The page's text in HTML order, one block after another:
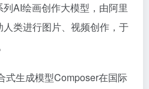
AI绘画创作大模型，由阿里
类进行图片、视频创作，于
式生成模型Composer在国际